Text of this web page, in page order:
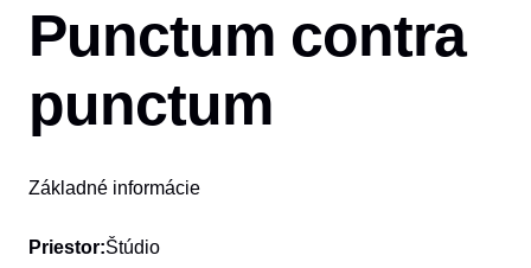
Punctum contra
punctum
Základné informácie
Priestor:Štúdio